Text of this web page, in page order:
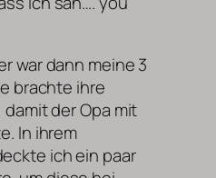
war dann meine 3
brachte ihre
der Opa mit
In ihrem
ich ein paar